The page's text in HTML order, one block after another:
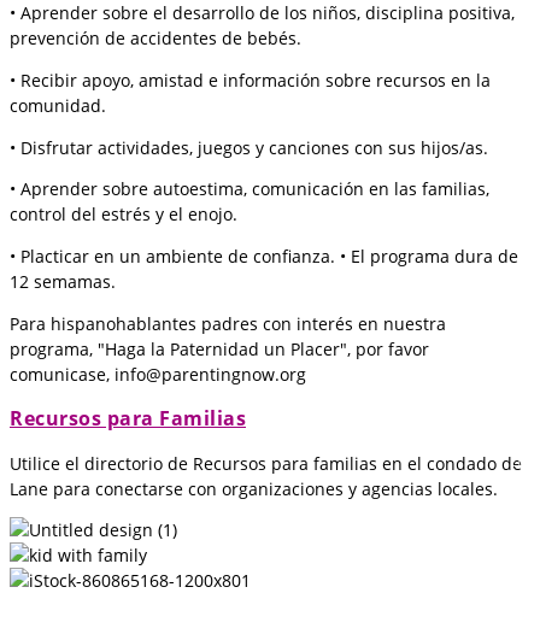
• Aprender sobre el desarrollo de los niños, disciplina positiva,
prevención de accidentes de bebés.
• Recibir apoyo, amistad e información sobre recursos en la
comunidad.
• Disfrutar actividades, juegos y canciones con sus hijos/as.
• Aprender sobre autoestima, comunicación en las familias,
control del estrés y el enojo.
• Placticar en un ambiente de confianza. • El programa dura de
12 semamas.
Para hispanohablantes padres con interés en nuestra
programa, "Haga la Paternidad un Placer", por favor
comunicase, info@parentingnow.org
Recursos para Familias
Utilice el directorio de Recursos para familias en el condado de
Lane para conectarse con organizaciones y agencias locales.